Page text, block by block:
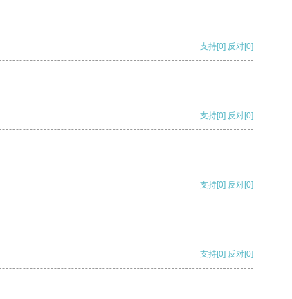
支持[0] 反对[0]
支持[0] 反对[0]
支持[0] 反对[0]
支持[0] 反对[0]